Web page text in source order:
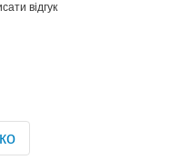
відгук